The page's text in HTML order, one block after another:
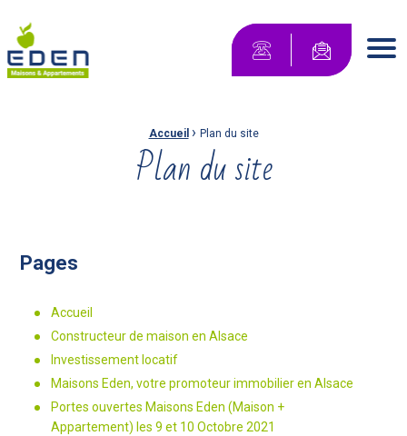
Maisons Eden Maisons & Appartements
Contactez-
Accueil › Plan du site
Plan du site
Pages
Accueil
Constructeur de maison en Alsace
Investissement locatif
Maisons Eden, votre promoteur immobilier en Alsace
Portes ouvertes Maisons Eden (Maison +
Appartement) les 9 et 10 Octobre 2021